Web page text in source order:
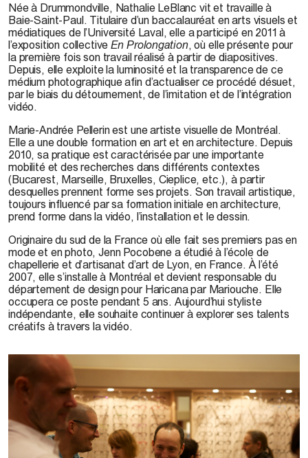
Née à Drummondville, Nathalie LeBlanc vit et travaille à
Baie-Saint-Paul. Titulaire d’un baccalauréat en arts visuels et
médiatiques de l’Université Laval, elle a participé en 2011 à
l’exposition collectiveEn Prolongation, où elle présente pour
la première fois son travail réalisé à partir de diapositives.
Depuis, elle exploite la luminosité et la transparence de ce
médium photographique afin d’actualiser ce procédé désuet,
par le biais du détournement, de l’imitation et de l’intégration
vidéo.
Marie-Andrée Pellerinest une artiste visuelle de Montréal.
Elle a une double formation en art et en architecture. Depuis
2010, sa pratique est caractérisée par une importante
mobilité et des recherches dans différents contextes
(Bucarest, Marseille, Bruxelles, Cieplice, etc.), à partir
desquelles prennent forme ses projets. Son travail artistique,
toujours influencé par sa formation initiale en architecture,
prend forme dans la vidéo, l’installation et le dessin.
Originaire du sud de la France où elle fait ses premiers pas en
mode et en photo,Jenn Pocobene a étudié à l’école de
chapellerie et d’artisanat d’art de Lyon, en France. À l’été
2007, elle s’installe à Montréal et devient responsable du
département de design pour Haricana par Mariouche. Elle
occupera ce poste pendant 5 ans. Aujourd’hui styliste
indépendante, elle souhaite continuer à explorer ses talents
créatifs à travers la vidéo.